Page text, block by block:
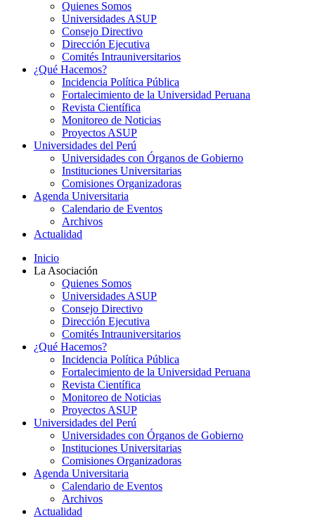
Quienes Somos
Universidades ASUP
Consejo Directivo
Dirección Ejecutiva
Comités Intrauniversitarios
¿Qué Hacemos?
Incidencia Política Pública
Fortalecimiento de la Universidad Peruana
Revista Científica
Monitoreo de Noticias
Proyectos ASUP
Universidades del Perú
Universidades con Órganos de Gobierno
Instituciones Universitarias
Comisiones Organizadoras
Agenda Universitaria
Calendario de Eventos
Archivos
Actualidad
Inicio
La Asociación
Quienes Somos
Universidades ASUP
Consejo Directivo
Dirección Ejecutiva
Comités Intrauniversitarios
¿Qué Hacemos?
Incidencia Política Pública
Fortalecimiento de la Universidad Peruana
Revista Científica
Monitoreo de Noticias
Proyectos ASUP
Universidades del Perú
Universidades con Órganos de Gobierno
Instituciones Universitarias
Comisiones Organizadoras
Agenda Universitaria
Calendario de Eventos
Archivos
Actualidad